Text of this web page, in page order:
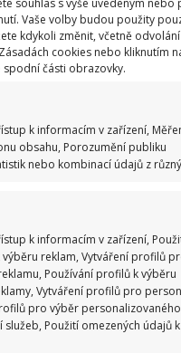
Vaše volby budou použity
kdykoli změnit, včetně
cookies nebo kliknutím
spodní části obrazovky.
k informacím v zařízení,
obsahu, Porozumění publiku
nebo kombinací údajů z
k informacím v zařízení,
výběru reklam, Vytváření profilů
Používání profilů k výběru
Vytváření profilů pro
pro výběr
služeb, Použití omezených údajů
ale vyrobíte si je.
Následně šablony
a malujte. Když
A bude vypadat
Fantazii se meze